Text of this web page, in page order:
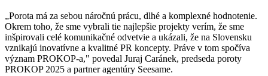
„Porota má za sebou náročnú prácu, dlhé a komplexné hodnotenie.
Okrem toho, že sme vybrali tie najlepšie projekty verím, že sme
inšpirovali celé komunikačné odvetvie a ukázali, že na Slovensku
vznikajú inovatívne a kvalitné PR koncepty. Práve v tom spočíva
význam PROKOP-a," povedal Juraj Caránek, predseda poroty
PROKOP 2025 a partner agentúry Seesame.